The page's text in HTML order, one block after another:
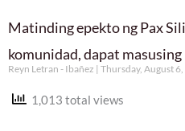
Matinding epekto ng Pax
komunidad, dapat
Reyn Letran - Ibañez Thursday, August
1,013 total views